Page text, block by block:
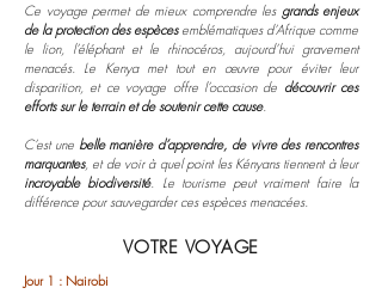
Ce voyage permet de mieux comprendre les grands enjeux
de la protection des espèces emblématiques d’Afrique comme
le lion, l’éléphant et le rhinocéros, aujourd’hui gravement
menacés. Le Kenya met tout en œuvre pour éviter leur
disparition, et ce voyage offre l’occasion de découvrir ces
efforts sur le terrain et de soutenir cette cause.
C’est une belle manière d’apprendre, de vivre des rencontres
marquantes, et de voir à quel point les Kényans tiennent à leur
incroyable biodiversité. Le tourisme peut vraiment faire la
différence pour sauvegarder ces espèces menacées.
VOTRE VOYAGE
Jour 1 : Nairobi